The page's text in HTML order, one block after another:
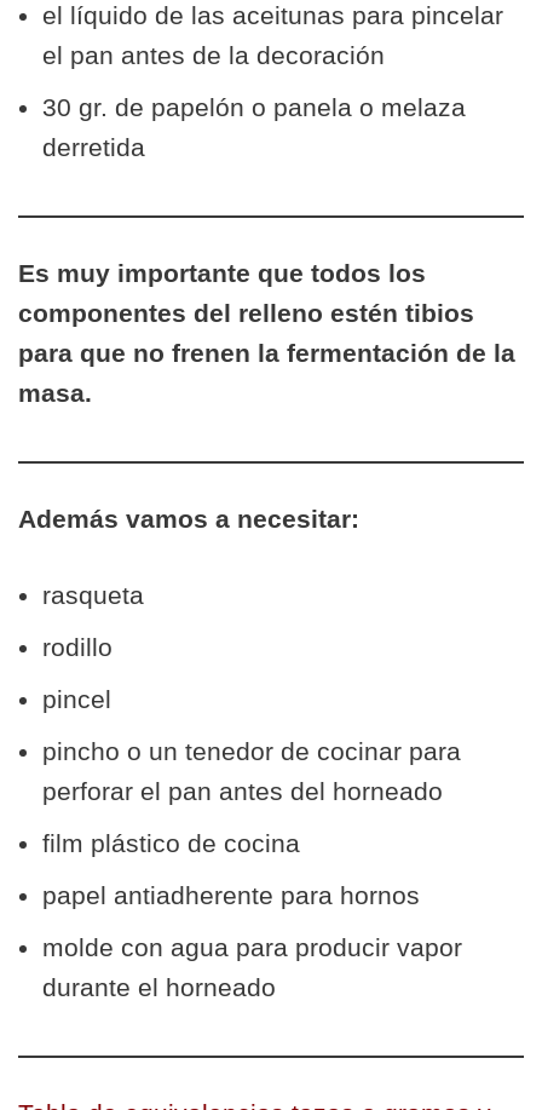
el líquido de las aceitunas para pincelar
el pan antes de la decoración
30 gr. de papelón o panela o melaza
derretida
Es muy importante que todos los
componentes del relleno estén tibios
para que no frenen la fermentación de la
masa.
Además vamos a necesitar:
rasqueta
rodillo
pincel
pincho o un tenedor de cocinar para
perforar el pan antes del horneado
film plástico de cocina
papel antiadherente para hornos
molde con agua para producir vapor
durante el horneado